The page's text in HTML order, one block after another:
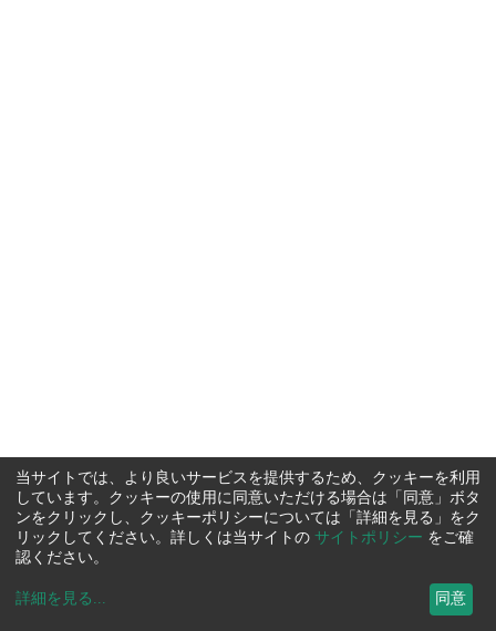
当サイトでは、より良いサービスを提供するため、クッキーを利用
しています。クッキーの使用に同意いただける場合は「同意」ボタ
ンをクリックし、クッキーポリシーについては「詳細を見る」をク
リックしてください。詳しくは当サイトの サイトポリシー をご確
認ください。
詳細を見る ... 同意